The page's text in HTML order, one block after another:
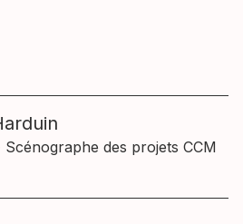
des projets CCM